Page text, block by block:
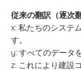
従来の翻訳（逐次
x: 私たちのシステ
す。
y: すべてのデータ
z: これにより建設